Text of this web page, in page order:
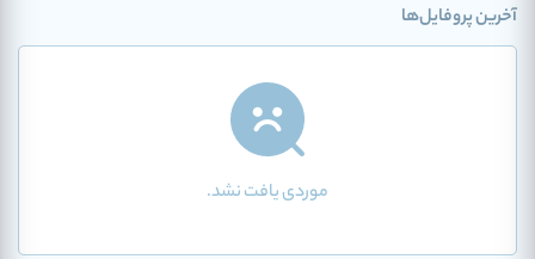
آخرین پروفایل‌ها
موردی یافت نشد.